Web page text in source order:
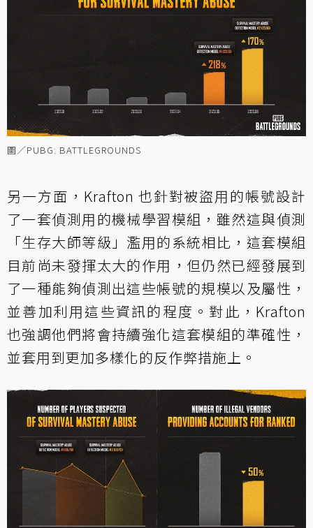
圖／PUBG: BATTLEGROUNDS
另一方面，Krafton 也針對被盜用的帳號設計
了一套偵測用的機械學習模組，雖然這與偵測
「生存大師等級」濫用的系統相比，這套模組
目前尚未發揮太大的作用，但仍然已經發展到
了一種能夠偵測出這些帳號的規模以及屬性，
並善加利用這些資訊的程度。對此，Krafton
也強調他們將會持續強化這套模組的準確性，
並套用到更加多樣化的反作弊措施上。